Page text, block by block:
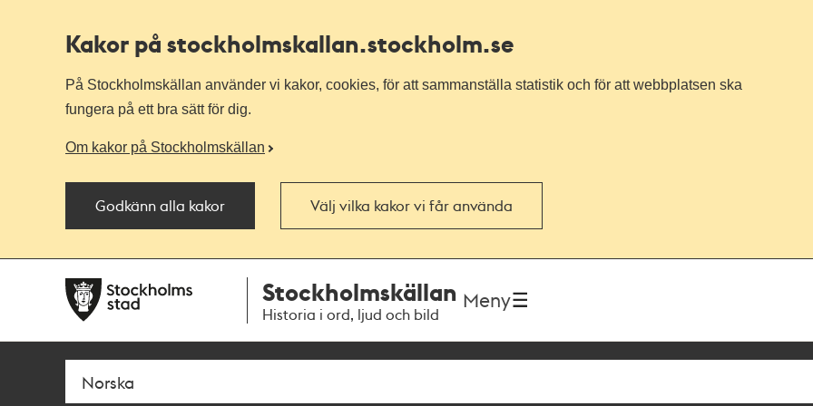
Kakor på stockholmskallan.stockholm.se
På Stockholmskällan använder vi kakor, cookies, för att sammanställa statistik och för att webbplatsen ska
fungera på ett bra sätt för dig.
Om kakor på Stockholmskällan
Godkänn alla kakor Välj vilka kakor vi får använda
navigationen
huvudinnehållet
Stockholmskällan
Historia i ord, ljud och bild
Meny
Sök